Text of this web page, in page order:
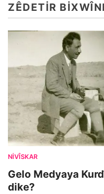
ZÊDETIR
NIVÎSKAR
Gelo Medyaya
dike?